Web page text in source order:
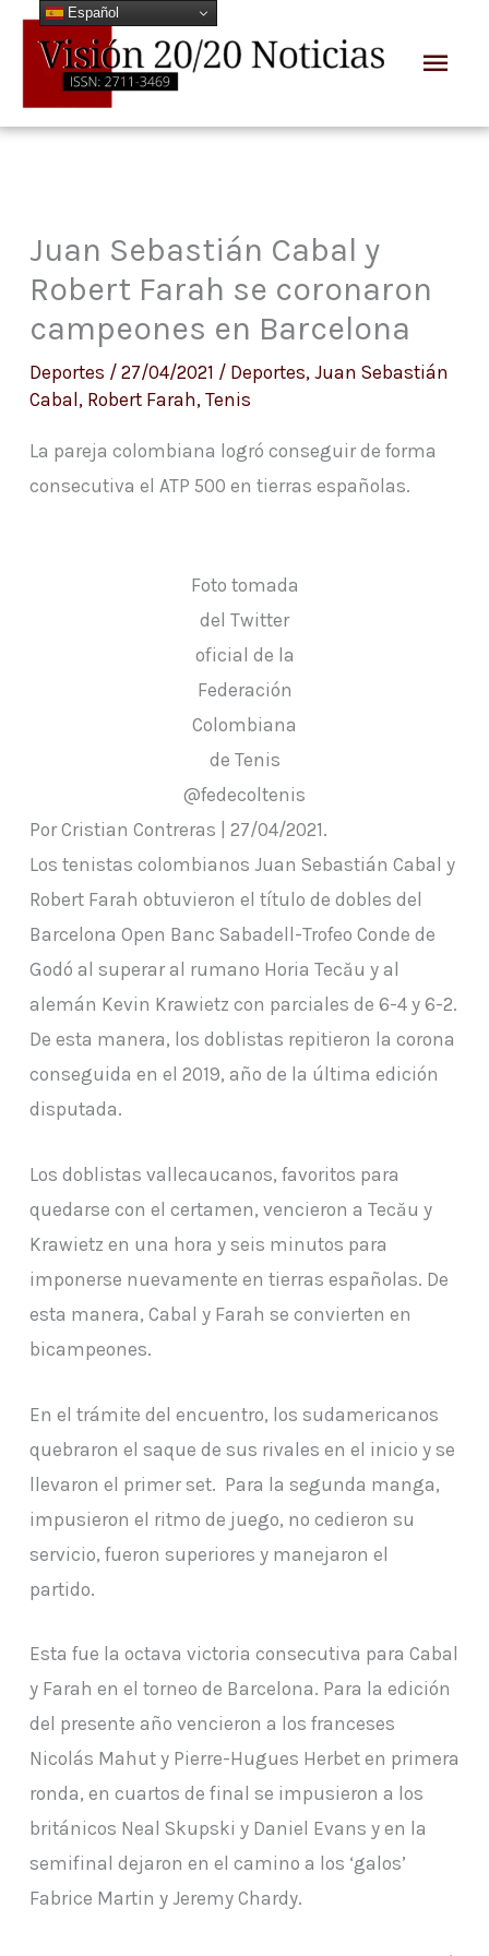
contenido
Juan Sebastián Cabal y
Robert Farah se coronaron
campeones en Barcelona
Deportes / 27/04/2021 / Deportes, Juan Sebastián
Cabal , Robert Farah, Tenis
La pareja colombiana logró conseguir de forma
consecutiva el ATP 500 en tierras españolas.
Foto tomada
del Twitter
oficial de la
Federación
Colombiana
de Tenis
@fedecoltenis
Por Cristian Contreras | 27/04/2021.
Los tenistas colombianos Juan Sebastián Cabal y
Robert Farah obtuvieron el título de dobles del
Barcelona Open Banc Sabadell-Trofeo Conde de
Godó al superar al rumano Horia Tecău y al
alemán Kevin Krawietz con parciales de 6-4 y 6-2.
De esta manera, los doblistas repitieron la corona
conseguida en el 2019, año de la última edición
disputada.
Los doblistas vallecaucanos, favoritos para
quedarse con el certamen, vencieron a Tecău y
Krawietz en una hora y seis minutos para
imponerse nuevamente en tierras españolas. De
esta manera, Cabal y Farah se convierten en
bicampeones.
En el trámite del encuentro, los sudamericanos
quebraron el saque de sus rivales en el inicio y se
llevaron el primer set. Para la segunda manga,
impusieron el ritmo de juego, no cedieron su
servicio, fueron superiores y manejaron el
partido.
Esta fue la octava victoria consecutiva para Cabal
y Farah en el torneo de Barcelona. Para la edición
del presente año vencieron a los franceses
Nicolás Mahut y Pierre-Hugues Herbet en primera
ronda, en cuartos de final se impusieron a los
británicos Neal Skupski y Daniel Evans y en la
semifinal dejaron en el camino a los ‘galos’
Fabrice Martin y Jeremy Chardy.
Español